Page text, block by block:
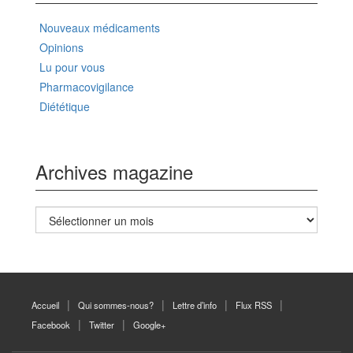
Nouveaux médicaments
Opinions
Lu pour vous
Pharmacovigilance
Diététique
Archives magazine
Archives
magazine
Accueil Qui sommes-nous? Lettre d’info
Flux RSS
Facebook
Twitter Google+